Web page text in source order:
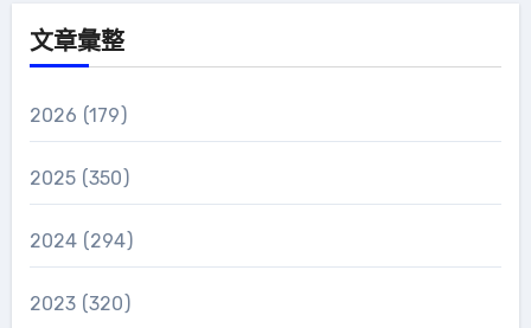
文章彙整
2026 (179)
2025 (350)
2024 (294)
2023 (320)